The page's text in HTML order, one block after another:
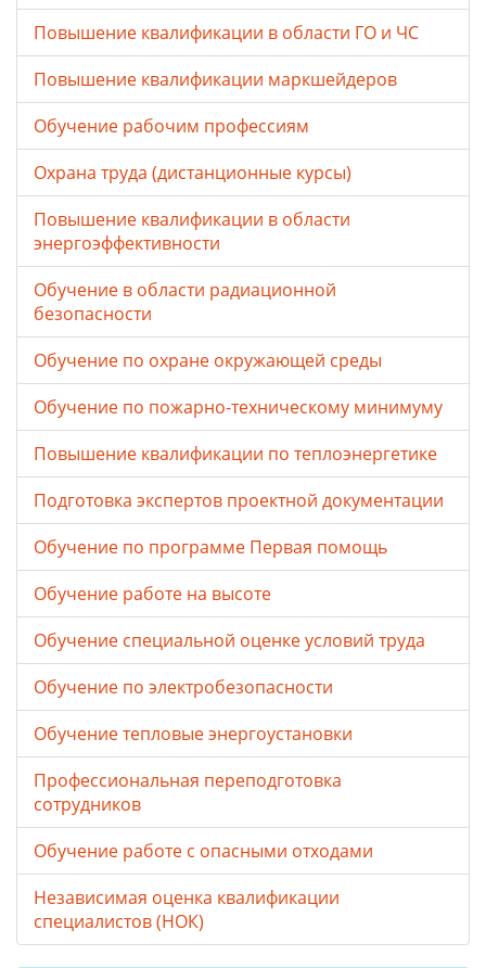
Повышение квалификации в области ГО и ЧС
Повышение квалификации маркшейдеров
Обучение рабочим профессиям
Охрана труда (дистанционные курсы)
Повышение квалификации в области
энергоэффективности
Обучение в области радиационной
безопасности
Обучение по охране окружающей среды
Обучение по пожарно-техническому минимуму
Повышение квалификации по теплоэнергетике
Подготовка экспертов проектной документации
Обучение по программе Первая помощь
Обучение работе на высоте
Обучение специальной оценке условий труда
Обучение по электробезопасности
Обучение тепловые энергоустановки
Профессиональная переподготовка
сотрудников
Обучение работе с опасными отходами
Независимая оценка квалификации
специалистов (НОК)